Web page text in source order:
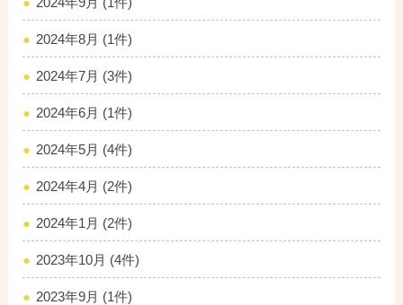
2024年8月 (1件)
2024年7月 (3件)
2024年6月 (1件)
2024年5月 (4件)
2024年4月 (2件)
2024年1月 (2件)
2023年10月 (4件)
2023年9月 (1件)